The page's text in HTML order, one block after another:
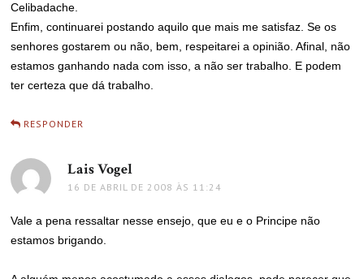
Celibadache.
Enfim, continuarei postando aquilo que mais me satisfaz. Se os
senhores gostarem ou não, bem, respeitarei a opinião. Afinal, não
estamos ganhando nada com isso, a não ser trabalho. E podem
ter certeza que dá trabalho.
RESPONDER
Lais Vogel
16 DE ABRIL DE 2008 ÀS 11:24
Vale a pena ressaltar nesse ensejo, que eu e o Principe não
estamos brigando.